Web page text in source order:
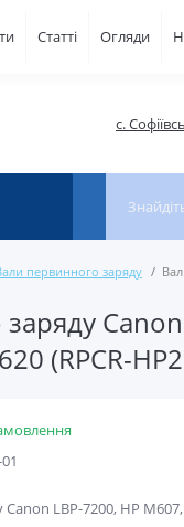
Статті Огляди
с.
первинного заряду
(RPCR-